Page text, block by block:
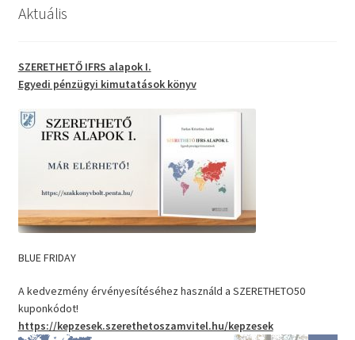
Aktuális
SZERETHETŐ IFRS alapok I.
Egyedi pénzügyi kimutatások könyv
BLUE FRIDAY
A kedvezmény érvényesítéséhez használd a SZERETHETO50
kuponkódot!
https://kepzesek.szerethetoszamvitel.hu/kepzesek